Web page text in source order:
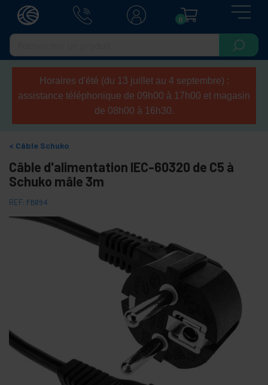
0
Horaires d'été (du 13 juillet au 4 septembre) :
assistance téléphonique de 09h00 à 17h00 et magasin
de 08h00 à 16h30.
Câble Schuko
Câble d'alimentation IEC-60320 de C5 à
Schuko mâle 3m
REF: FB094